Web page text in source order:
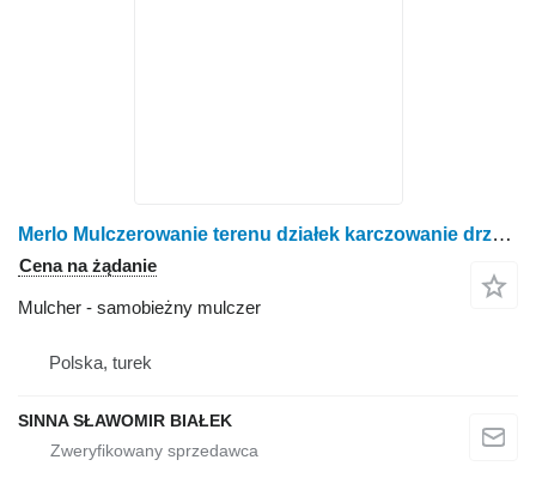
Merlo Mulczerowanie terenu działek karczowanie drzewek krzaków mulczer
Cena na żądanie
Mulcher - samobieżny mulczer
Polska, turek
SINNA SŁAWOMIR BIAŁEK